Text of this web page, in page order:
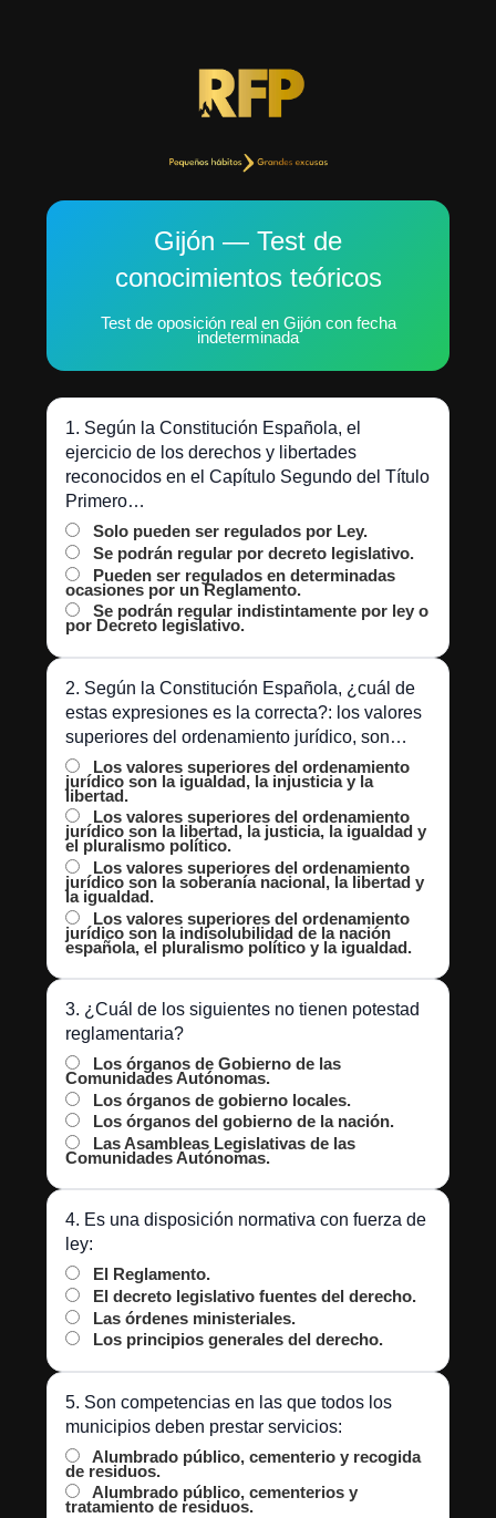
Gijón — Test de
conocimientos teóricos
Test de oposición real en Gijón con fecha
indeterminada
1. Según la Constitución Española, el
ejercicio de los derechos y libertades
reconocidos en el Capítulo Segundo del Título
Primero…
Solo pueden ser regulados por Ley.
Se podrán regular por decreto legislativo.
Pueden ser regulados en determinadas
ocasiones por un Reglamento.
Se podrán regular indistintamente por ley o
por Decreto legislativo.
2. Según la Constitución Española, ¿cuál de
estas expresiones es la correcta?: los valores
superiores del ordenamiento jurídico, son…
Los valores superiores del ordenamiento
jurídico son la igualdad, la injusticia y la
libertad.
Los valores superiores del ordenamiento
jurídico son la libertad, la justicia, la igualdad y
el pluralismo político.
Los valores superiores del ordenamiento
jurídico son la soberanía nacional, la libertad y
la igualdad.
Los valores superiores del ordenamiento
jurídico son la indisolubilidad de la nación
española, el pluralismo político y la igualdad.
3. ¿Cuál de los siguientes no tienen potestad
reglamentaria?
Los órganos de Gobierno de las
Comunidades Autónomas.
Los órganos de gobierno locales.
Los órganos del gobierno de la nación.
Las Asambleas Legislativas de las
Comunidades Autónomas.
4. Es una disposición normativa con fuerza de
ley:
El Reglamento.
El decreto legislativo fuentes del derecho.
Las órdenes ministeriales.
Los principios generales del derecho.
5. Son competencias en las que todos los
municipios deben prestar servicios:
Alumbrado público, cementerio y recogida
de residuos.
Alumbrado público, cementerios y
tratamiento de residuos.